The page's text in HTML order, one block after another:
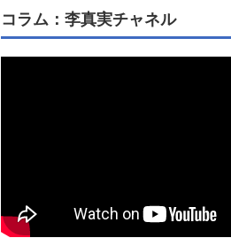
コラム：李真実チャネル